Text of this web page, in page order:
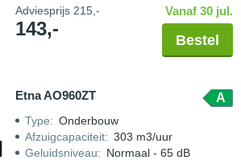
Adviesprijs 215,-
143,-
Vanaf 30 jul.
Bestel
Etna AO960ZT A
Type: Onderbouw
Afzuigcapaciteit: 303 m3/uur
Geluidsniveau: Normaal - 65 dB